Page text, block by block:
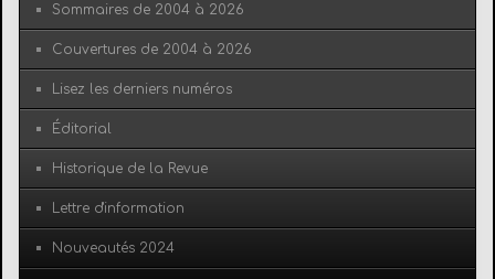
Sommaires de 2004 à 2026
Couvertures de 2004 à 2026
Lisez les derniers numéros
Éditorial
Historique de la Revue
Lettre d'information
Nouveautés 2024